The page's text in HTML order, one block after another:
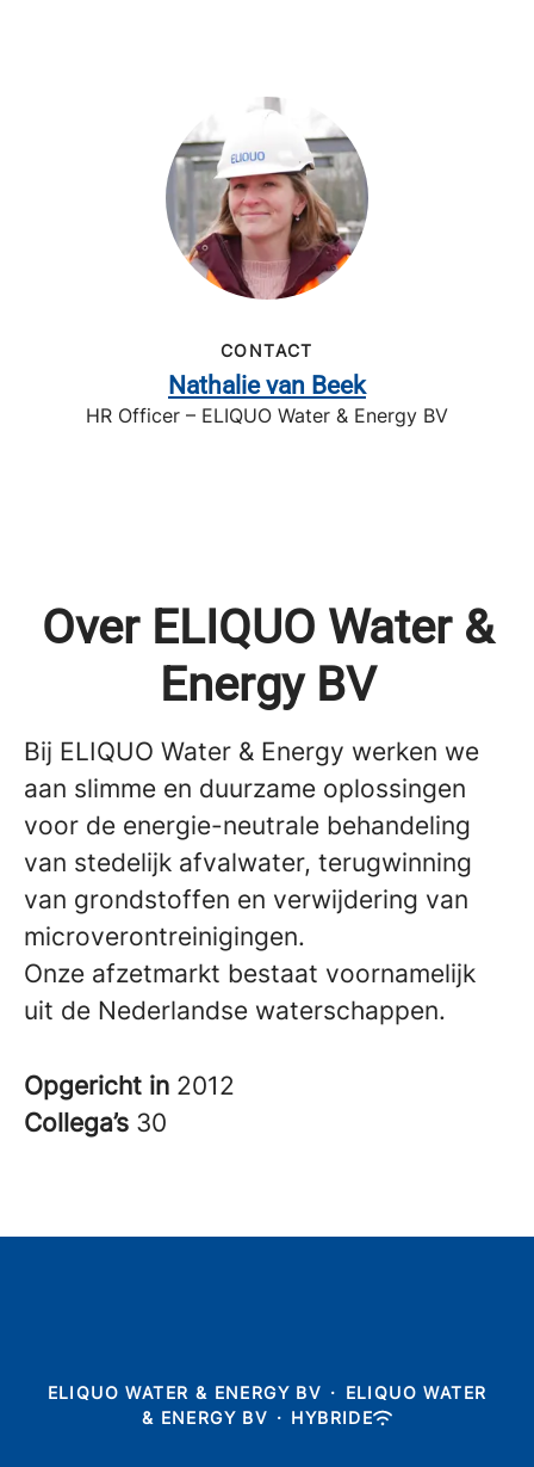
CONTACT
Nathalie van Beek
HR Officer – ELIQUO Water & Energy BV
Over ELIQUO Water &
Energy BV
Bij ELIQUO Water & Energy werken we
aan slimme en duurzame oplossingen
voor de energie-neutrale behandeling
van stedelijk afvalwater, terugwinning
van grondstoffen en verwijdering van
microverontreinigingen.
Onze afzetmarkt bestaat voornamelijk
uit de Nederlandse waterschappen.
Opgericht in 2012
Collega’s 30
ELIQUO WATER & ENERGY BV · ELIQUO WATER
& ENERGY BV · HYBRIDE